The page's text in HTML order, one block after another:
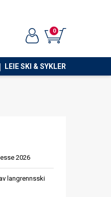
0
LEIE SKI & SYKLER
2026
langrennsski